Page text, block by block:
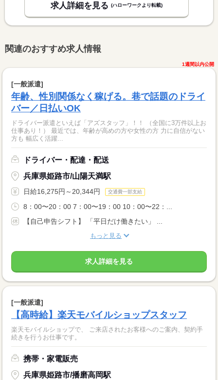
求人詳細を見る (ハローワークより転載)
関連のおすすめ求人情報
1週間以内公開
[一般派遣]
年齢、性別関係なく稼げる。巷で話題のドライ
バー／日払いOK
ドライバー派遣といえば「アズスタッフ」！！ （全国に3万件以上お
仕事あり！） 最近では、年齢が高めの方や女性の方 力に自信がない
方も 幅広く活躍...
ドライバー・配達・配送
兵庫県姫路市/山陽天満駅
日給16,275円～20,344円 交通費一部支給
8：00〜20：00 7：00〜19：00 10：00〜22：...
【自己申告シフト】 「平日だけ働きたい」 ...
もっと見る
求人詳細を見る
[一般派遣]
【高時給】楽天モバイルショップスタッフ
楽天モバイルショップで、 ご来店されたお客様へのご案内、契約手
続きを行うお仕事です。
携帯・家電販売
兵庫県姫路市/播磨高岡駅